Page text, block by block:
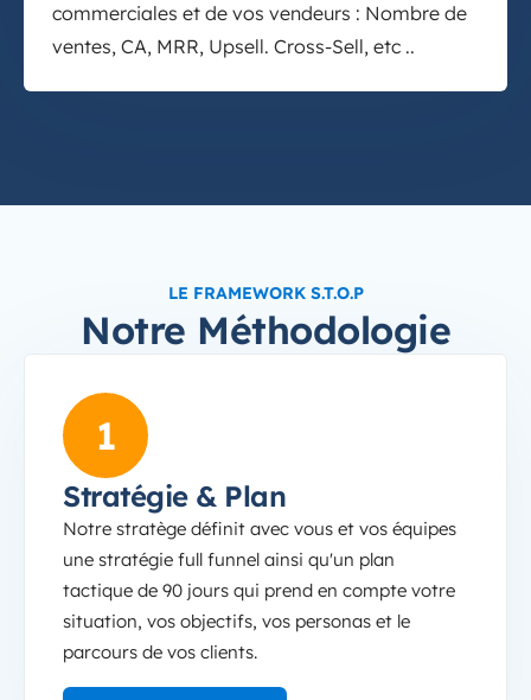
commerciales et de vos vendeurs : Nombre de
ventes, CA, MRR, Upsell. Cross-Sell, etc ..
LE FRAMEWORK S.T.O.P
Notre Méthodologie
1
Stratégie & Plan
Notre stratège définit avec vous et vos équipes
une stratégie full funnel ainsi qu'un plan
tactique de 90 jours qui prend en compte votre
situation, vos objectifs, vos personas et le
parcours de vos clients.